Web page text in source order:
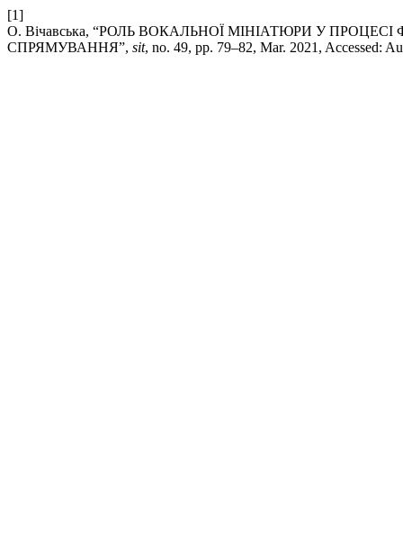
[1]
О. Вічавська, “РОЛЬ ВОКАЛЬНОЇ МІНІАТЮРИ У
СПРЯМУВАННЯ”, sit, no. 49, pp. 79–82, Mar. 2021, Accessed: